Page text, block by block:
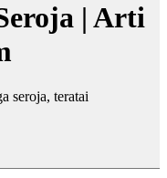
| Arti
seroja, teratai